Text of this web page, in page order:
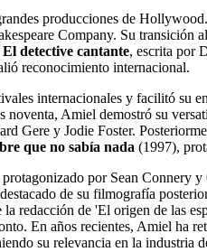
producciones de
Company. Su
El detective cantante, escrita por
reconocimiento internacional.
internacionales y facilitó su
Amiel demostró su
Gere y Jodie Foster.
que no sabía nada (1997),
por Sean Connery
de su filmografía
redacción de 'El origen de las
En años recientes, Amiel ha
su relevancia en la industria